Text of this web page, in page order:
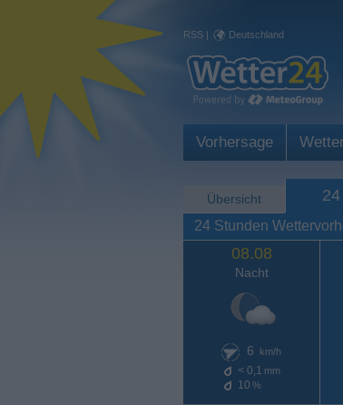
RSS | Deutschland
Vorhersage
Übersicht
24 Stunden
08.08
Nacht
6 km/h
< 0,1 mm
10 %